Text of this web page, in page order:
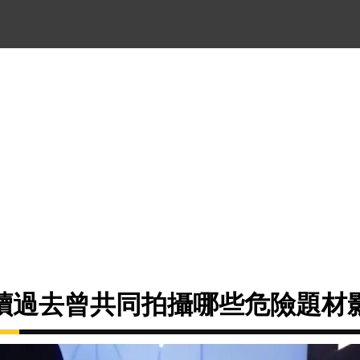
過去曾共同拍攝哪些危險題材